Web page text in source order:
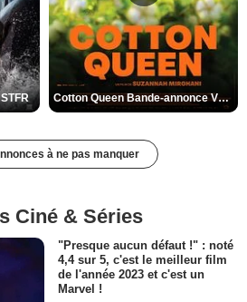
Cotton Queen Bande-annonce VO STFR
à ne pas manquer
Ciné & Séries
"Presque aucun défaut !" : noté
4,4 sur 5, c'est le meilleur film
de l'année 2023 et c'est un
Marvel !